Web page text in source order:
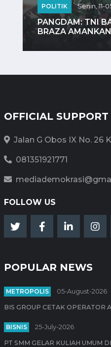
POLITIK Senin, 11-05-
PANGDAM: TNI
BRAZA AMANKAN
OFFICIAL SUPPORT
Jalan G Obos IX No. 26
081351921771
FOLLOW US
POPULAR NEWS
METROPOLIS 05-August-2026
BIS GROUP CETAK OPERATOR
BISNIS 25-July-2026
PT SMM GELAR KULIAH UMUM